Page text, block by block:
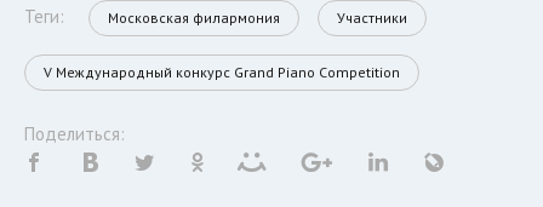
Теги: Московская филармония Участники
V Международный конкурс Grand Piano Competition
Поделиться: